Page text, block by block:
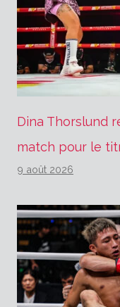
Dina Thorslund
match pour le
9 août 2026